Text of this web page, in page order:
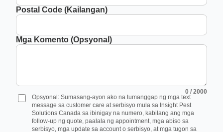
Postal Code (Kailangan)
Mga Komento (Opsyonal)
0 / 2000
Opsyonal: Sumasang-ayon ako na tumanggap ng mga text
message sa customer care at serbisyo mula sa Insight Pest
Solutions Canada sa ibinigay na numero, kabilang ang mga
follow-up ng quote, paalala ng appointment, mga abiso sa
serbisyo, mga update sa account o serbisyo, at mga tugon sa